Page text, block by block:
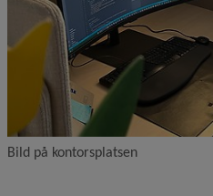
Bild på kontorsplatsen